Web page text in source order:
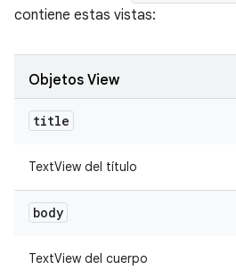
contiene estas vistas:
Objetos View
title
TextView del título
body
TextView del cuerpo